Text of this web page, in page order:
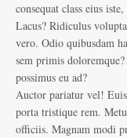
consequat class eius
Lacus? Ridiculus
vero. Odio quibusdam
sem primis
possimus eu ad?
Auctor pariatur vel!
porta tristique rem.
officiis. Magnam modi